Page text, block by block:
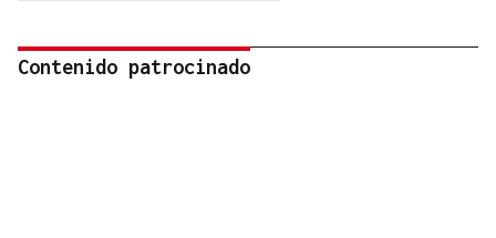
Contenido patrocinado